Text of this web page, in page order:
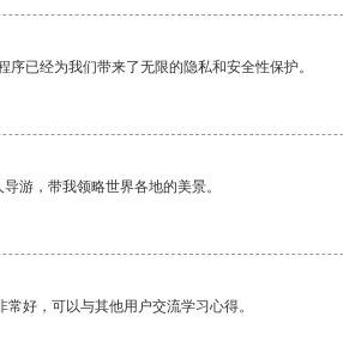
序已经为我们带来了无限的隐私和安全性保护。
游，带我领略世界各地的美景。
好，可以与其他用户交流学习心得。